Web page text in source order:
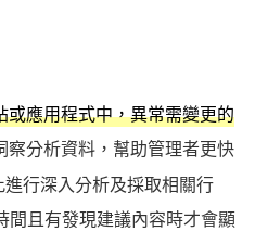
或應用程式中，異常需變更的
察分析資料，幫助管理者更快
行深入分析及採取相關行
間且有發現建議內容時才會顯